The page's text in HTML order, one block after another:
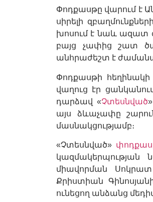
Փոդքասթը վարում է
սիրելի
խոսում է նաև ազատ
բայց չափից շատ
անհրաժեշտ է
Փոդքասթի
վաղուց էր
դարձավ «Չտեսնված
այս ձևաչափը
մասնակցությամբ։
«Չտեսնված»
կազմակերպության
միավորման
Քրիստիան
ունեցող անձանց